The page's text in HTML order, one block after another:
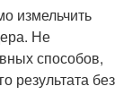
измельчить
Не
способов,
результата без